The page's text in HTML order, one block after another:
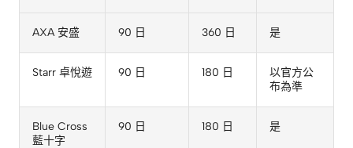
AXA 安盛 90 日 360 日 是
Starr 卓悅遊 90 日 180 日
以官方公
布為準
Blue Cross
藍十字
90 日 180 日 是